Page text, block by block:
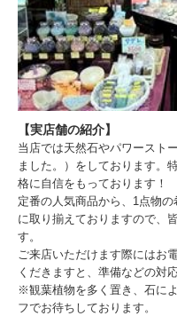
【実店舗の紹介】
当店では天然石やパワースト
ました。）をしております。
格に自信をもっております！
定番の人気商品から、1点物
に取り揃えておりますので、
す。
ご来店いただけます際にはお
くだきますと、準備などの対
※観葉植物を多く置き、石に
フでお待ちしております。